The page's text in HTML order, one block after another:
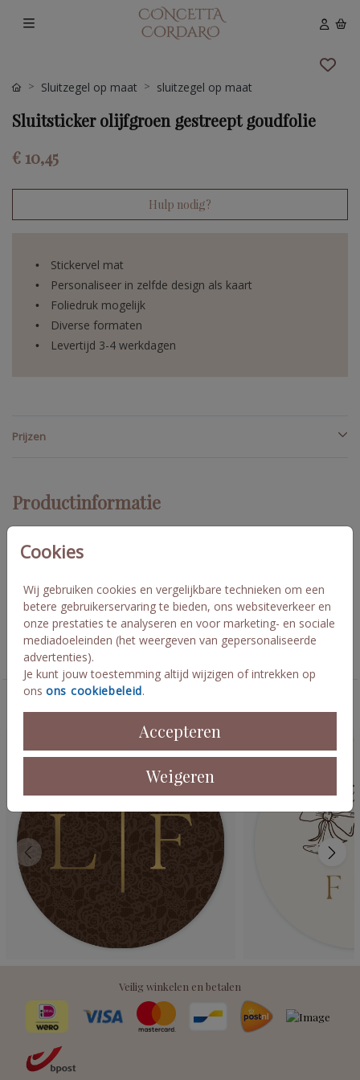
Cookies
Wij gebruiken cookies en vergelijkbare technieken om een
betere gebruikerservaring te bieden, ons websiteverkeer en
onze prestaties te analyseren en voor marketing- en sociale
mediadoeleinden (het weergeven van gepersonaliseerde
advertenties).
Je kunt jouw toestemming altijd wijzigen of intrekken op
ons ons cookiebeleid.
Accepteren
Weigeren
Sluitzegel op maat sluitzegel op maat
Sluitsticker olijfgroen gestreept goudfolie
€ 10,45
Hulp nodig?
Stickervel mat
Personaliseer in zelfde design als kaart
Foliedruk mogelijk
Diverse formaten
Levertijd 3-4 werkdagen
Prijzen
Productinformatie
Omschrijving
en een doorsnede van 44 mm. Laketa en Monte
Collectie
sluitzegel op maat
Deze kaarten vind je misschien ook leuk
Veilig winkelen en betalen